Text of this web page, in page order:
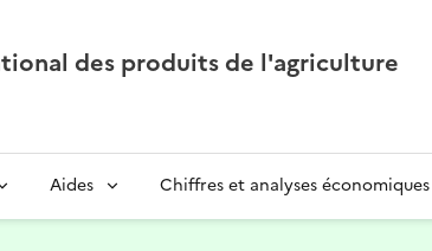
des produits de l'agriculture
Aides Chiffres et analyses économiques